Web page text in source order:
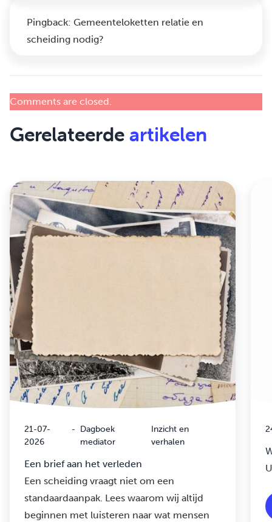
Pingback: Gemeenteloketten relatie en
scheiding nodig?
Comments are closed.
Gerelateerde artikelen
21-07-
2026
- Dagboek
mediator
Inzicht en
verhalen
Een brief aan het verleden
Een scheiding vraagt niet om een
standaardaanpak. Lees waarom wij altijd
beginnen met luisteren naar wat mensen